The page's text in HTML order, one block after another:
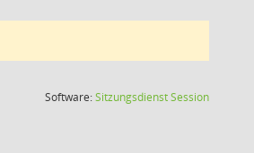
Software:SitzungsdienstSession(Wird in